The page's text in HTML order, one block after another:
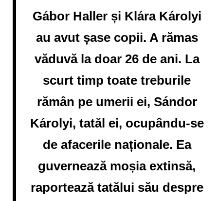
Gábor Haller și Klára Károlyi
au avut șase copii. A rămas
văduvă la doar 26 de ani. La
scurt timp toate treburile
rămân pe umerii ei, Sándor
Károlyi, tatăl ei, ocupându-se
de afacerile naționale. Ea
guvernează moșia extinsă,
raportează tatălui său despre